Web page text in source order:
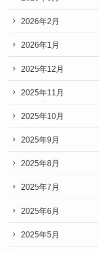
2026年2月
2026年1月
2025年12月
2025年11月
2025年10月
2025年9月
2025年8月
2025年7月
2025年6月
2025年5月